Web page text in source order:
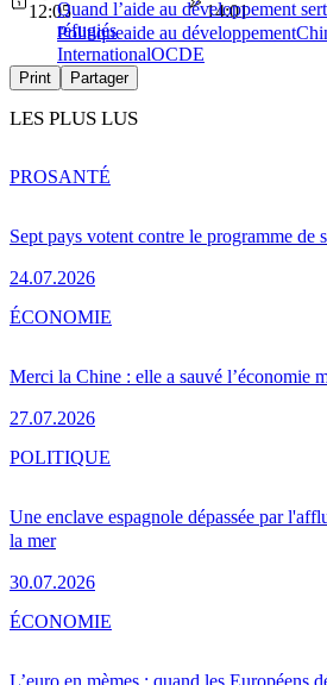
Quand l’aide au développement
réfugiés
12:05
14:01
Politiqueaide au développement
InternationalOCDE
Print Partager
LES PLUS LUS
Sept pays votent contre le programme de
24.07.2026
PROSANTÉ
Merci la Chine : elle a sauvé l’économie
27.07.2026
ÉCONOMIE
Une enclave espagnole dépassée par
la mer
30.07.2026
POLITIQUE
L’euro en mèmes : quand les Européens
ÉCONOMIE